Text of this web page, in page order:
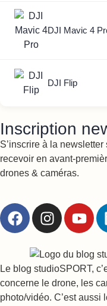
DJI Mavic 4
DJI Flip
Inscription
S’inscrire à la newsletter
recevoir en avant-
drones & caméras.
Le blog studioSPORT,
concerne le drone, les
photo/vidéo. C’est aussi